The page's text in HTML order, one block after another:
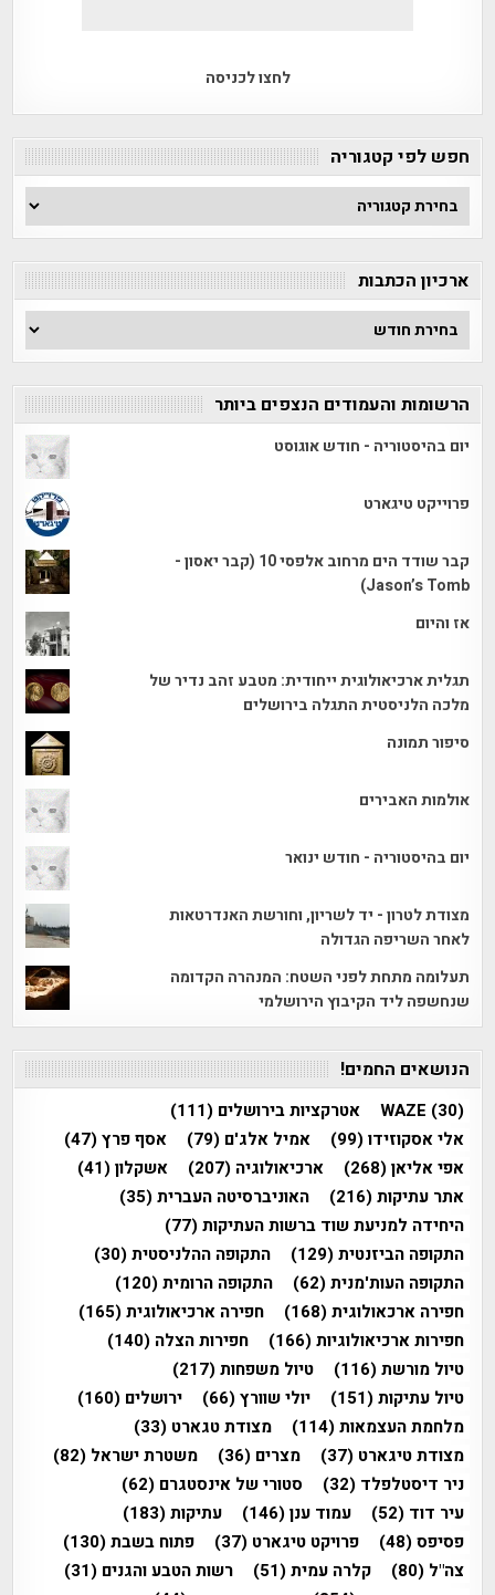
לחצו לכניסה
חפש לפי קטגוריה
חפש
לפי
קטגוריה
ארכיון הכתבות
ארכיון
הכתבות
הרשומות והעמודים הנצפים ביותר
יום בהיסטוריה - חודש אוגוסט
פרוייקט טיגארט
קבר שודד הים מרחוב אלפסי 10 (קבר יאסון -
Jason’s Tomb)
אז והיום
תגלית ארכיאולוגית ייחודית: מטבע זהב נדיר של
מלכה הלניסטית התגלה בירושלים
סיפור תמונה
אולמות האבירים
יום בהיסטוריה - חודש ינואר
מצודת לטרון - יד לשריון, וחורשת האנדרטאות
לאחר השריפה הגדולה
תעלומה מתחת לפני השטח: המנהרה הקדומה
שנחשפה ליד הקיבוץ הירושלמי
הנושאים החמים!
WAZE (30) אטרקציות בירושלים (111)
אלי אסקוזידו(99) אמיל אלג'ם (79) אסף פרץ(47)
אפי אליאן(268) ארכיאולוגיה (207) אשקלון(41)
אתר עתיקות(216) האוניברסיטה העברית(35)
היחידה למניעת שוד ברשות העתיקות(77)
התקופה הביזנטית(129) התקופה ההלניסטית(30)
התקופה העות'מנית(62) התקופה הרומית(120)
חפירה ארכאולוגית(168) חפירה ארכיאולוגית(165)
חפירות ארכיאולוגיות(166) חפירות הצלה (140)
טיול מורשת(116) טיול משפחות(217)
טיול עתיקות(151) יולי שוורץ(66) ירושלים (160)
מלחמת העצמאות(114) מצודת טגארט (33)
מצודת טיגארט (37) מצרים (36) משטרת ישראל (82)
ניר דיסטלפלד (32) סטורי של אינסטגרם (62)
עיר דוד (52) עמוד ענן(146) עתיקות(183)
פסיפס(48) פרויקט טיגארט (37) פתוח בשבת(130)
צה"ל (80) קלרה עמית(51) רשות הטבע והגנים (31)